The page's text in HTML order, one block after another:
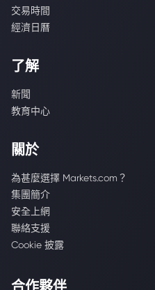
交易時間
經濟日曆
了解
新聞
教育中心
關於
為甚麼選擇 Markets.com？
集團簡介
安全上網
聯絡支援
Cookie 披露
合作夥伴